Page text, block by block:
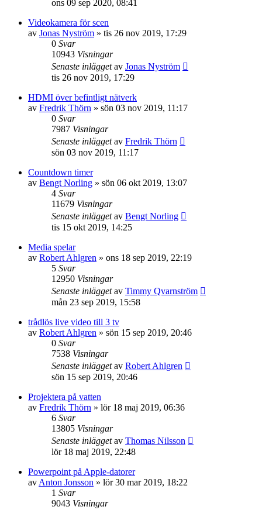
ons 09 sep 2020, 08:41
Videokamera för scen
av Jonas Nyström » tis 26 nov 2019, 17:29
0 Svar
10943 Visningar
Senaste inläggetav Jonas Nyström
tis 26 nov 2019, 17:29
HDMI över befintligt nätverk
av Fredrik Thörn » sön 03 nov 2019, 11:17
0 Svar
7987 Visningar
Senaste inläggetav Fredrik Thörn
sön 03 nov 2019, 11:17
Countdown timer
av Bengt Norling » sön 06 okt 2019, 13:07
4 Svar
11679 Visningar
Senaste inläggetav Bengt Norling
tis 15 okt 2019, 14:25
Media spelar
av Robert Ahlgren » ons 18 sep 2019, 22:19
5 Svar
12950 Visningar
Senaste inläggetav Timmy Qvarnström
mån 23 sep 2019, 15:58
trådlös live video till 3 tv
av Robert Ahlgren » sön 15 sep 2019, 20:46
0 Svar
7538 Visningar
Senaste inläggetav Robert Ahlgren
sön 15 sep 2019, 20:46
Projektera på vatten
av Fredrik Thörn » lör 18 maj 2019, 06:36
6 Svar
13805 Visningar
Senaste inläggetav Thomas Nilsson
lör 18 maj 2019, 22:48
Powerpoint på Apple-datorer
av Anton Jonsson » lör 30 mar 2019, 18:22
1 Svar
9043 Visningar